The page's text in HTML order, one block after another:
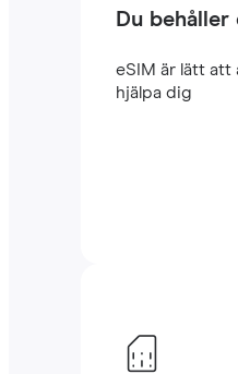
Du
eSIM är lätt att
hjälpa dig